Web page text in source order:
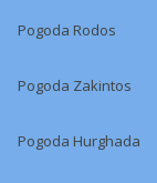
Pogoda Rodos
Pogoda Zakintos
Pogoda Hurghada